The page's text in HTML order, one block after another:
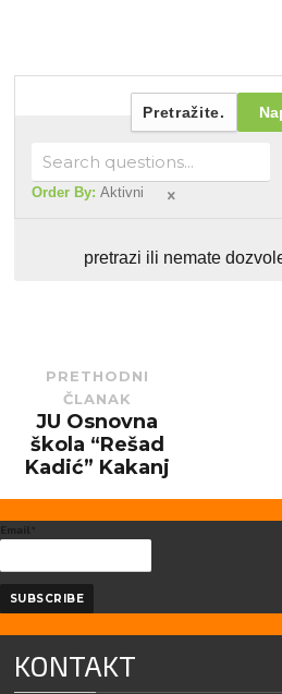
Pretražite.
Order By:Aktivni
pretrazi ili nemate
PRETHODNI
ČLANAK
Previous
post:
JU Osnovna
škola “Rešad
Kadić” Kakanj
Email*
KONTAKT